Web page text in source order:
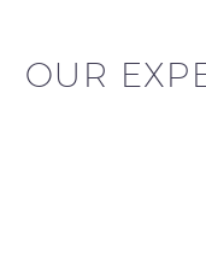
OUR